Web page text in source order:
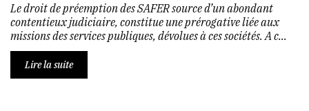
Le droit de préemption des SAFER source d’un abondant
contentieux judiciaire, constitue une prérogative liée aux
missions des services publiques, dévolues à ces sociétés. A c...
Lire la suite